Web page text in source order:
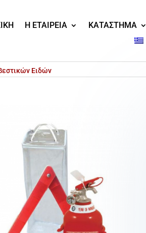
Η ΕΤΑΙΡΕΙΑ ΚΑΤΑΣΤΗΜΑ
Ειδών